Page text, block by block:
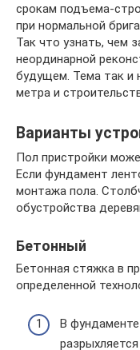
срокам подъема-
при нормальной
Так что узнать, чем
неординарной
будущем. Тема так и
метра и
Варианты
Пол пристройки
Если фундамент
монтажа пола.
обустройства
Бетонный
Бетонная стяжка в
определенной
В